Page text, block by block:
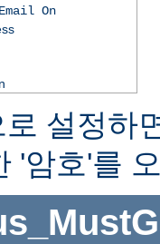
On
로 설정하
'암호'를